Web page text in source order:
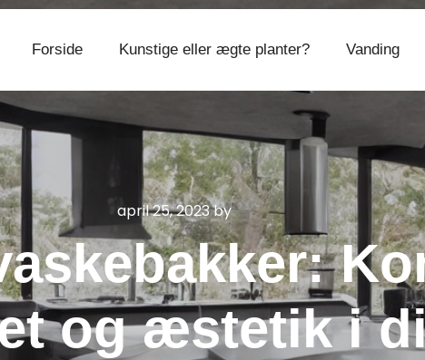
Forside Kunstige eller ægte planter? Vanding
april 25, 2023by
og æstetik i